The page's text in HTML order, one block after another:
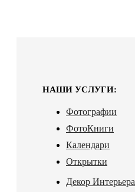
НАШИ УСЛУГИ:
Фотографии
ФотоКниги
Календари
Открытки
Декор Интерьера